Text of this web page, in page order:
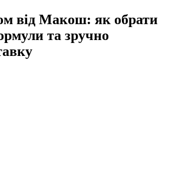
від Макош: як обрати
та зручно